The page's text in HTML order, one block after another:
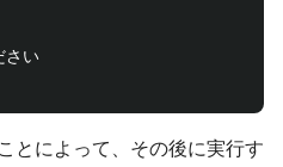
さい
とによって、その後に実行す